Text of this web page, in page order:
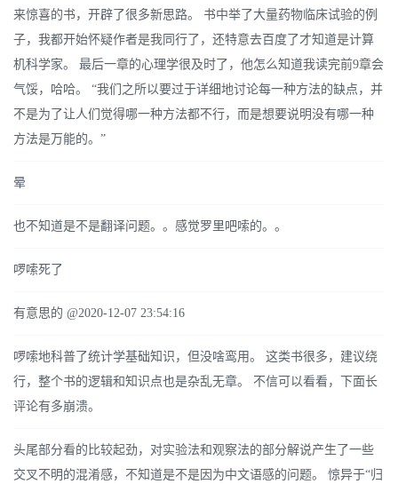
来惊喜的书，开辟了很多新思路。 书中举了大量药物临床试验的例
子，我都开始怀疑作者是我同行了，还特意去百度了才知道是计算
机科学家。 最后一章的心理学很及时了，他怎么知道我读完前9章会
气馁，哈哈。 “我们之所以要过于详细地讨论每一种方法的缺点，并
不是为了让人们觉得哪一种方法都不行，而是想要说明没有哪一种
方法是万能的。”
晕
也不知道是不是翻译问题。。感觉罗里吧嗦的。。
啰嗦死了
有意思的 @2020-12-07 23:54:16
啰嗦地科普了统计学基础知识，但没啥鸾用。 这类书很多，建议绕
行，整个书的逻辑和知识点也是杂乱无章。 不信可以看看，下面长
评论有多崩溃。
头尾部分看的比较起劲，对实验法和观察法的部分解说产生了一些
交叉不明的混淆感，不知道是不是因为中文语感的问题。 惊异于“归